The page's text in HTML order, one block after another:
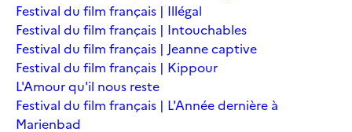
Festival du film français | Illégal
Festival du film français | Intouchables
Festival du film français | Jeanne captive
Festival du film français | Kippour
L'Amour qu'il nous reste
Festival du film français | L'Année dernière à
Marienbad